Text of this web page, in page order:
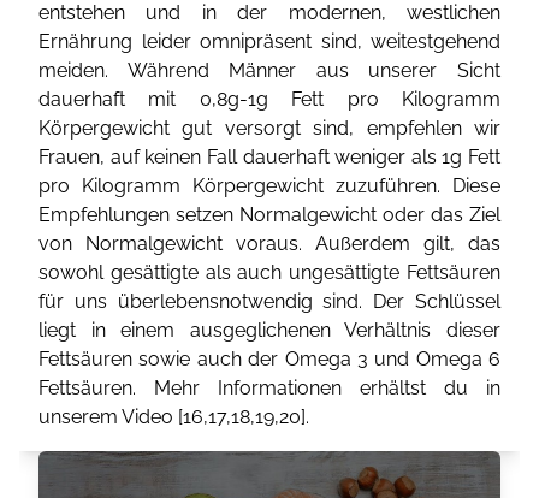
entstehen und in der modernen, westlichen
Ernährung leider omnipräsent sind, weitestgehend
meiden. Während Männer aus unserer Sicht
dauerhaft mit 0,8g-1g Fett pro Kilogramm
Körpergewicht gut versorgt sind, empfehlen wir
Frauen, auf keinen Fall dauerhaft weniger als 1g Fett
pro Kilogramm Körpergewicht zuzuführen. Diese
Empfehlungen setzen Normalgewicht oder das Ziel
von Normalgewicht voraus. Außerdem gilt, das
sowohl gesättigte als auch ungesättigte Fettsäuren
für uns überlebensnotwendig sind. Der Schlüssel
liegt in einem ausgeglichenen Verhältnis dieser
Fettsäuren sowie auch der Omega 3 und Omega 6
Fettsäuren. Mehr Informationen erhältst du in
unserem Video [16,17,18,19,20].